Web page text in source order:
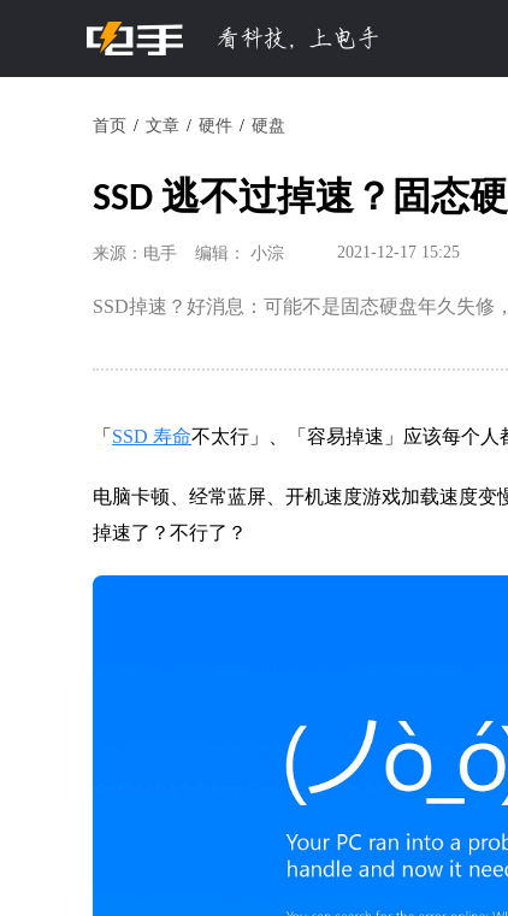
首页 文章 硬件 硬盘
SSD 逃不过掉速？固态
来源：电手 编辑： 小淙 2021-12-17 15:25
SSD掉速？好消息：可能不是固态硬盘年久失修
「 SSD 寿命不太行」、「容易掉速」应该每个人
电脑卡顿、经常蓝屏、开机速度游戏加载速度
掉速了？不行了？